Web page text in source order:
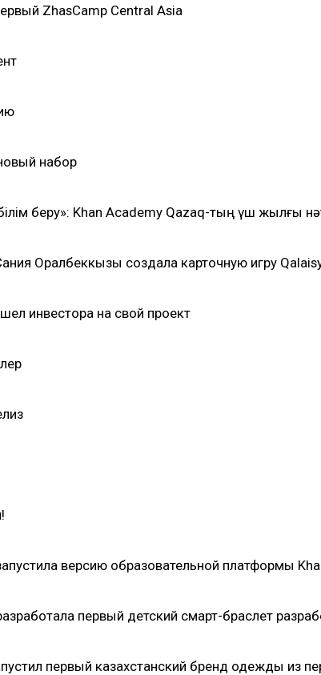
ZhasCamp Central Asia
набор
беру»: Khan Academy Qazaq-тың үш жылғы
Оралбеккызы создала карточную игру
инвестора на свой проект
версию образовательной платформы
первый детский смарт-браслет
первый казахстанский бренд одежды из